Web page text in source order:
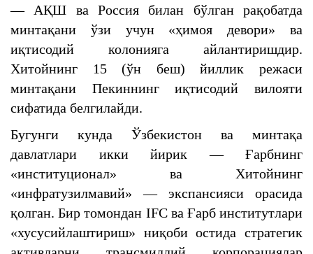
— АҚШ ва Россия билан бўлган рақобатда
минтақани ўзи учун «ҳимоя девори» ва
иқтисодий колонияга айлантиришдир.
Хитойнинг 15 (ўн беш) йиллик режаси
минтақани Пекиннинг иқтисодий вилояти
сифатида белгилайди.
Бугунги кунда Ўзбекистон ва минтақа
давлатлари икки йирик — Ғарбнинг
«институционал» ва Хитойнинг
«инфратузилмавий» — экспансияси орасида
қолган. Бир томондан IFC ва Ғарб институтлари
«хусусийлаштириш» ниқоби остида стратегик